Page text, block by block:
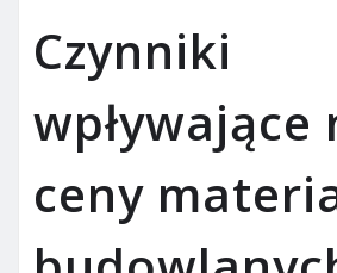
Czynniki
wpływające
ceny